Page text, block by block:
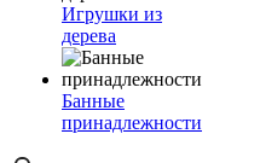
Игрушки из
дерева
Банные
принадлежности